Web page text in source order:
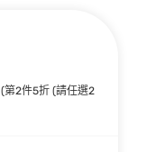
(第2件5折 (請任選2